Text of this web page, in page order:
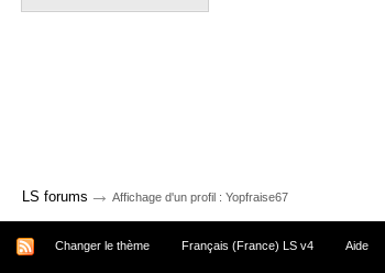
LS forums → Affichage d'un profil : Yopfraise67
Changer le thème Français (France) LS v4 Aide